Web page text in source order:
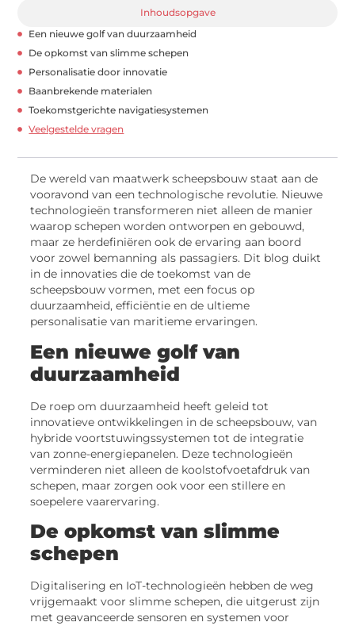
Inhoudsopgave
Een nieuwe golf van duurzaamheid
De opkomst van slimme schepen
Personalisatie door innovatie
Baanbrekende materialen
Toekomstgerichte navigatiesystemen
Veelgestelde vragen
De wereld van maatwerk scheepsbouw staat aan de
vooravond van een technologische revolutie. Nieuwe
technologieën transformeren niet alleen de manier
waarop schepen worden ontworpen en gebouwd,
maar ze herdefiniëren ook de ervaring aan boord
voor zowel bemanning als passagiers. Dit blog duikt
in de innovaties die de toekomst van de
scheepsbouw vormen, met een focus op
duurzaamheid, efficiëntie en de ultieme
personalisatie van maritieme ervaringen.
Een nieuwe golf van
duurzaamheid
De roep om duurzaamheid heeft geleid tot
innovatieve ontwikkelingen in de scheepsbouw, van
hybride voortstuwingssystemen tot de integratie
van zonne-energiepanelen. Deze technologieën
verminderen niet alleen de koolstofvoetafdruk van
schepen, maar zorgen ook voor een stillere en
soepelere vaarervaring.
De opkomst van slimme
schepen
Digitalisering en IoT-technologieën hebben de weg
vrijgemaakt voor slimme schepen, die uitgerust zijn
met geavanceerde sensoren en systemen voor